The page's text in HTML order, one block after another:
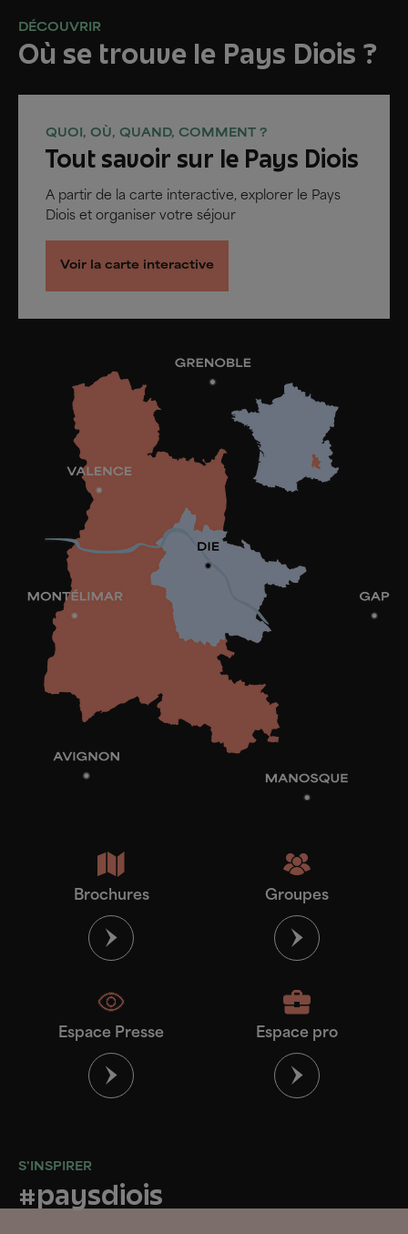
DÉCOUVRIR
Où se trouve le Pays Diois ?
QUOI, OÙ, QUAND, COMMENT ?
Tout savoir sur le Pays Diois
A partir de la carte interactive, explorer le Pays
Diois et organiser votre séjour
Voir la carte interactive
Brochures Groupes
Espace Presse Espace pro
S'INSPIRER
#paysdiois